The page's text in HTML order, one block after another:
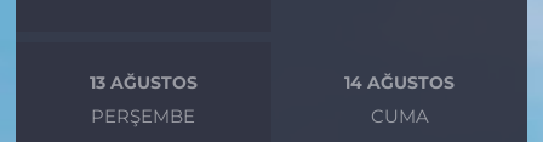
13 AĞUSTOS
PERŞEMBE
14 AĞUSTOS
CUMA